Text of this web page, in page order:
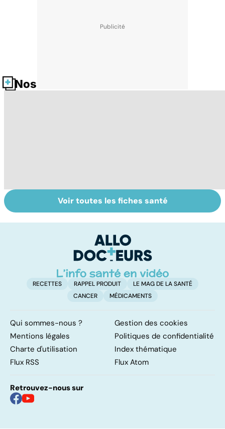
Nos fiches santé
HPV : tout savoir
sur les
Qu'est-ce que
l'index
Voir toutes les fiches santé
RECETTES RAPPEL PRODUIT
LE MAG DE LA SANTÉ
CANCER
MÉDICAMENTS
Qui sommes-nous ?
Gestion des cookies
Mentions légales
Politiques de confidentialité
Charte d'utilisation
Index thématique
Flux RSS
Flux Atom
Retrouvez-nous sur